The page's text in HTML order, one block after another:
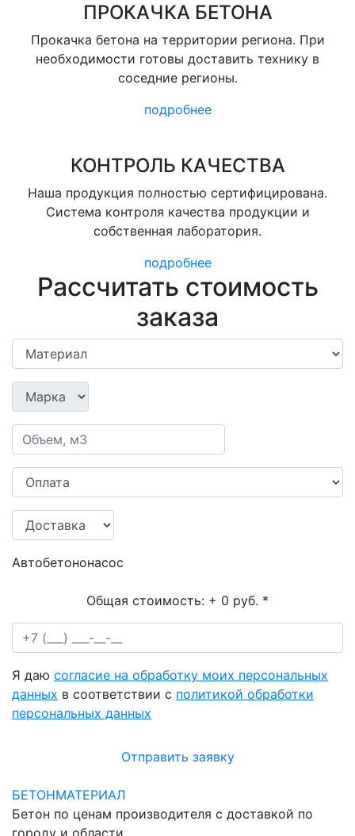
ПРОКАЧКА БЕТОНА
Прокачка бетона на территории региона. При
необходимости готовы доставить технику в
соседние регионы.
подробнее
КОНТРОЛЬ КАЧЕСТВА
Наша продукция полностью сертифицирована.
Система контроля качества продукции и
собственная лаборатория.
подробнее
Рассчитать стоимость
заказа
Автобетононасос
Общая стоимость: + 0 руб. *
Я даю согласие на обработку моих персональных
данных в соответствии с политикой обработки
персональных данных
Отправить заявку
БЕТОНМАТЕРИАЛ
Бетон по ценам производителя с доставкой по
городу и области